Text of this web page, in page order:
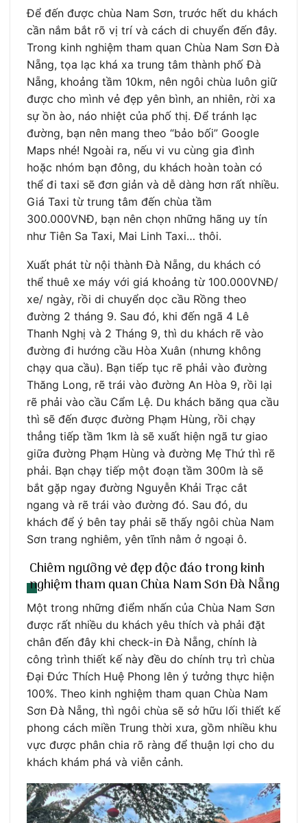
Để đến được chùa Nam Sơn, trước hết du khách
cần nắm bắt rõ vị trí và cách di chuyển đến đây.
Trong kinh nghiệm tham quan Chùa Nam Sơn Đà
Nẵng, tọa lạc khá xa trung tâm thành phố Đà
Nẵng, khoảng tầm 10km, nên ngôi chùa luôn giữ
được cho mình vẻ đẹp yên bình, an nhiên, rời xa
sự ồn ào, náo nhiệt của phố thị. Để tránh lạc
đường, bạn nên mang theo “bảo bối” Google
Maps nhé! Ngoài ra, nếu vi vu cùng gia đình
hoặc nhóm bạn đông, du khách hoàn toàn có
thể đi taxi sẽ đơn giản và dễ dàng hơn rất nhiều.
Giá Taxi từ trung tâm đến chùa tầm
300.000VNĐ, bạn nên chọn những hãng uy tín
như Tiên Sa Taxi, Mai Linh Taxi… thôi.
Xuất phát từ nội thành Đà Nẵng, du khách có
thể thuê xe máy với giá khoảng từ 100.000VNĐ/
xe/ ngày, rồi di chuyển dọc cầu Rồng theo
đường 2 tháng 9. Sau đó, khi đến ngã 4 Lê
Thanh Nghị và 2 Tháng 9, thì du khách rẽ vào
đường đi hướng cầu Hòa Xuân (nhưng không
chạy qua cầu). Bạn tiếp tục rẽ phải vào đường
Thăng Long, rẽ trái vào đường An Hòa 9, rồi lại
rẽ phải vào cầu Cẩm Lệ. Du khách băng qua cầu
thì sẽ đến được đường Phạm Hùng, rồi chạy
thẳng tiếp tầm 1km là sẽ xuất hiện ngã tư giao
giữa đường Phạm Hùng và đường Mẹ Thứ thì rẽ
phải. Bạn chạy tiếp một đoạn tầm 300m là sẽ
bắt gặp ngay đường Nguyễn Khải Trạc cắt
ngang và rẽ trái vào đường đó. Sau đó, du
khách để ý bên tay phải sẽ thấy ngôi chùa Nam
Sơn trang nghiêm, yên tĩnh nằm ở ngoại ô.
Chiêm ngưỡng vẻ đẹp độc đáo trong kinh
nghiệm tham quan Chùa Nam Sơn Đà Nẵng
Một trong những điểm nhấn của Chùa Nam Sơn
được rất nhiều du khách yêu thích và phải đặt
chân đến đây khi check-in Đà Nẵng, chính là
công trình thiết kế này đều do chính trụ trì chùa
Đại Đức Thích Huệ Phong lên ý tưởng thực hiện
100%. Theo kinh nghiệm tham quan Chùa Nam
Sơn Đà Nẵng, thì ngôi chùa sẽ sở hữu lối thiết kế
phong cách miền Trung thời xưa, gồm nhiều khu
vực được phân chia rõ ràng để thuận lợi cho du
khách khám phá và viễn cảnh.